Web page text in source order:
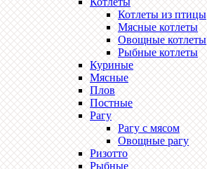
Котлеты из птицы
Мясные котлеты
Овощные котлеты
Рыбные котлеты
Куриные
Мясные
Плов
Постные
Рагу
Рагу с мясом
Овощные рагу
Ризотто
Рыбные